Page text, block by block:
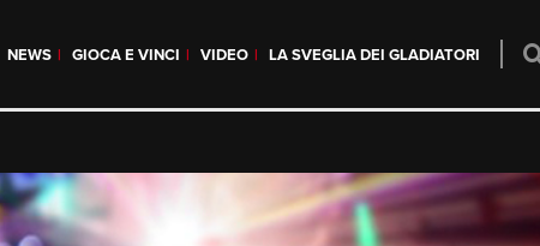
NEWS GIOCA E VINCI VIDEO LA SVEGLIA DEI GLADIATORI